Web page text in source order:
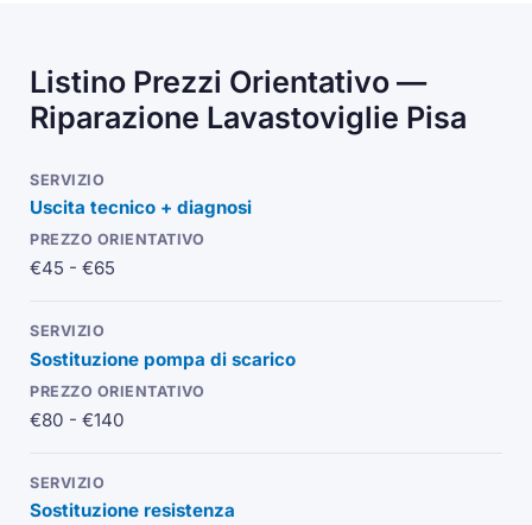
Listino Prezzi Orientativo —
Riparazione Lavastoviglie Pisa
Uscita tecnico + diagnosi
€45 - €65
Sostituzione pompa di scarico
€80 - €140
Sostituzione resistenza